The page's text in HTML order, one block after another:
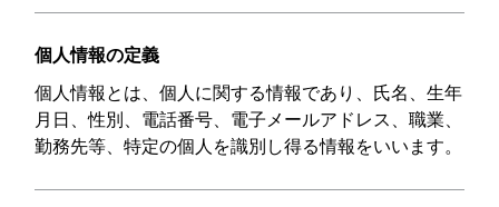
個人情報の定義
個人情報とは、個人に関する情報であり、氏名、生年
月日、性別、電話番号、電子メールアドレス、職業、
勤務先等、特定の個人を識別し得る情報をいいます。